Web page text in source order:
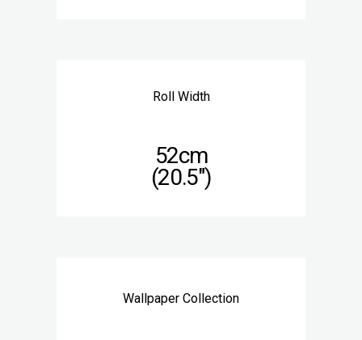
Roll Width
52cm
(20.5″)
Wallpaper Collection